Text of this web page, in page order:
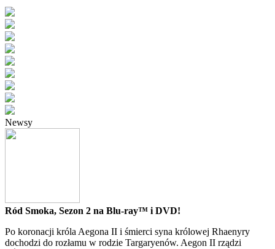
Newsy
Ród Smoka, Sezon 2 na Blu-ray™ i DVD!
Po koronacji króla Aegona II i śmierci syna królowej Rhaenyry
dochodzi do rozłamu w rodzie Targaryenów. Aegon II rządzi